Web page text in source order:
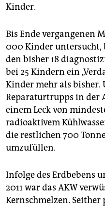
Kinder.
Bis Ende vergangenen
000 Kinder untersucht,
den bisher 18
bei 25 Kindern ein
Kinder mehr als bisher.
Reparaturtrupps in der
einem Leck von
radioaktivem
die restlichen 700
umzufüllen.
Infolge des Erdbebens
2011 war das AKW
Kernschmelzen. Seither